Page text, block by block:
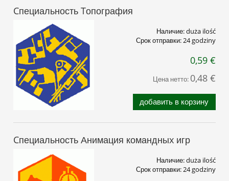
Cпециальность Tопография
Наличие:duża ilość
Срок отправки:24 godziny
0,59 €
Цена нетто: 0,48 €
добавить в корзину
Cпециальность Анимация командныx игр
Наличие:duża ilość
Срок отправки:24 godziny